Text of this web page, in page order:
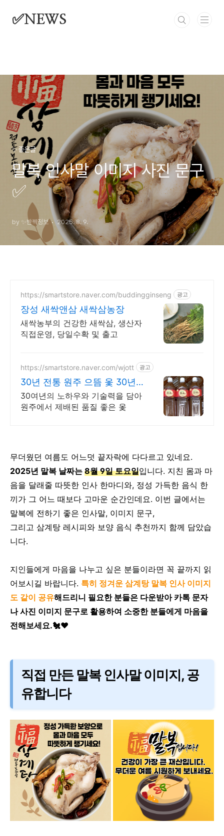
✅NEWS
✨좋은글
말복 인사말 이미지 사진 문구
✅
by ✨반짝정보 2025. 8. 9.
https://smartstore.naver.com/buddingginseng 광고
장성 새싹앤삼 새싹삼농장
새싹농부의 건강한 새싹삼, 생산자
직접운영, 당일수확 및 출고
https://smartstore.naver.com/wjott 광고
30년 전통 원주 으뜸 옻 30년
전통 원주으뜸옻
30여년의 노하우와 기술력을 담아
원주에서 제배된 품질 좋은 옻
무더웠던 여름도 어느덧 끝자락에 다다르고 있네요.
2025년 말복 날짜는 8월 9일 토요일입니다. 지친 몸과 마
음을 달래줄 따뜻한 인사 한마디와, 정성 가득한 음식 한
끼가 그 어느 때보다 고마운 순간인데요. 이번 글에서는
말복에 전하기 좋은 인사말, 이미지 문구,
그리고 삼계탕 레시피와 보양 음식 추천까지 함께 담았습
니다.
지인들에게 마음을 나누고 싶은 분들이라면 꼭 끝까지 읽
어보시길 바랍니다. 특히 정겨운 삼계탕 말복 인사 이미지
도 같이 공유해드리니 필요한 분들은 다운받아 카톡 문자
나 사진 이미지 문구로 활용하여 소중한 분들에게 마음을
전해보세요.🐔♥️
직접 만든 말복 인사말 이미지, 공
유합니다